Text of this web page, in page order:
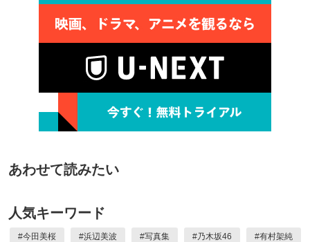
あわせて読みたい
人気キーワード
#今田美桜 #浜辺美波 #写真集 #乃木坂46 #有村架純